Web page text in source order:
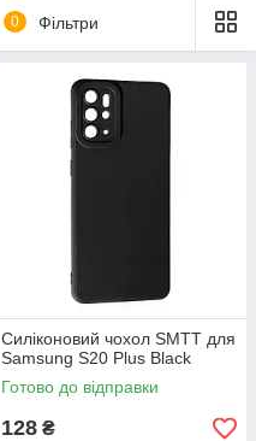
0 Фільтри
Силіконовий чохол SMTT для
Samsung S20 Plus Black
Готово до відправки
128 ₴